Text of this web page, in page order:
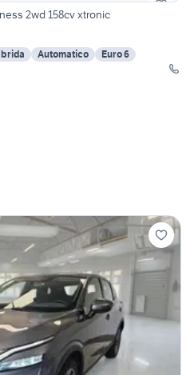
2wd 158cv xtronic
Automatico
Euro 6